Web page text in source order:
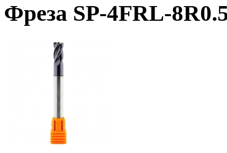
Фреза SP-4FRL-